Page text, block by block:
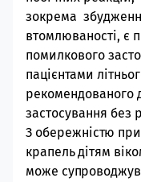
зокрема
втомлюваності, є
помилкового
пацієнтами
рекомендованого
застосування без
З обережністю
крапель дітям
може